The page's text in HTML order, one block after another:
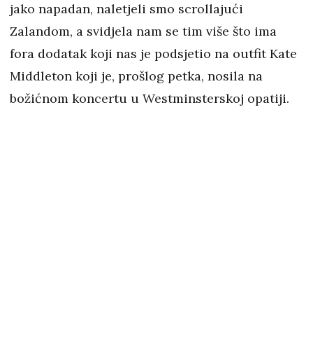
jako napadan, naletjeli smo scrollajući
Zalandom, a svidjela nam se tim više što ima
fora dodatak koji nas je podsjetio na outfit Kate
Middleton koji je, prošlog petka, nosila na
božićnom koncertu u Westminsterskoj opatiji.